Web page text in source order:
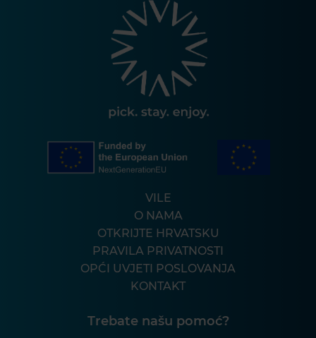
VILE
O NAMA
OTKRIJTE HRVATSKU
PRAVILA PRIVATNOSTI
OPĆI UVJETI POSLOVANJA
KONTAKT
Trebate našu pomoć?